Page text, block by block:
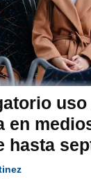
uso
en
hasta